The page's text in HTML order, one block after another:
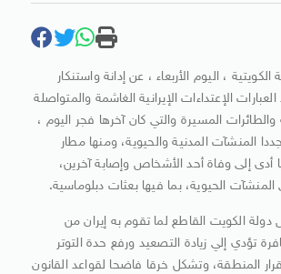
الكويتية ، اليوم الأربعاء ، عن إدانة واستنكار
الإعتداءات الإيرانية الغاشمة والمتواصلة
والطائرات المسيرة والتي كان آخرها فجر اليوم ،
المنشآت المدنية والحيوية، ومنها مطار
أدى إلى وفاة أحد الأشخاص وإصابة آخرين،
الحيوية، بما فيها بعثات دبلوماسية.
الكويت القاطع لما تقوم به إيران من
تؤدي إلي زيادة التصعيد ورفع حدة التوتر
المنطقة، وتشكل خرقا فاضحا لقواعد القانون